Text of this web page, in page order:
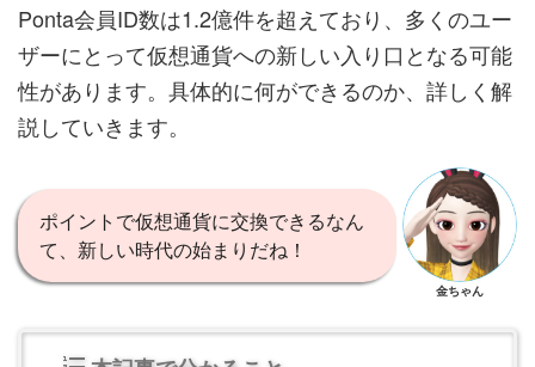
Ponta会員ID数は1.2億件を超えており、多くのユー
ザーにとって仮想通貨への新しい入り口となる可能
性があります。具体的に何ができるのか、詳しく解
説していきます。
ポイントで仮想通貨に交換できるなん
て、新しい時代の始まりだね！
金ちゃん